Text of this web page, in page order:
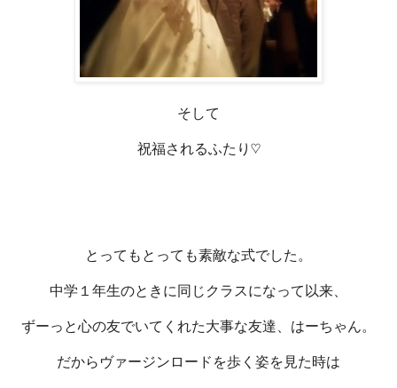
そして
祝福されるふたり♡
とってもとっても素敵な式でした。
中学１年生のときに同じクラスになって以来、
ずーっと心の友でいてくれた大事な友達、はーちゃん。
だからヴァージンロードを歩く姿を見た時は